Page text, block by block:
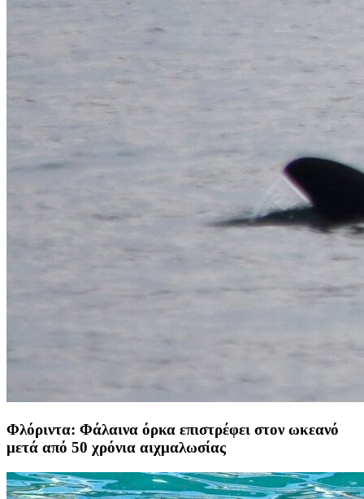
Φλόριντα: Φάλαινα όρκα επιστρέφει στον ωκεανό
μετά από 50 χρόνια αιχμαλωσίας